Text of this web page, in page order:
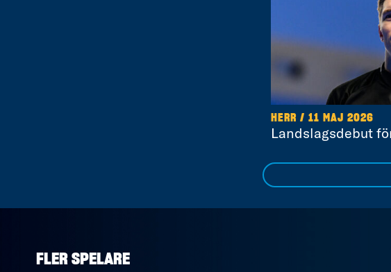
HERR / 11 MAJ 2026
Landslagsdebut
FLER SPELARE